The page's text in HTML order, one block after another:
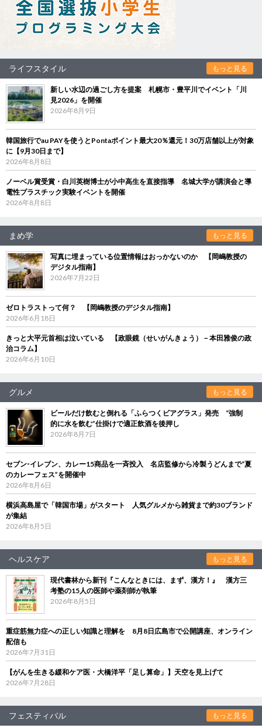
ライフスタイル もっと見る
新しい水辺の過ごし方を提案 札幌市・豊平川でイベント「川
見2026」を開催
2026年8月9日
韓国旅行でau PAYを使うとPontaポイント最大20％還元！30万店舗以上が対象
に【9月30日まで】
2026年8月8日
ノーベル賞受賞・白川英樹博士が小中高生を直接指導 名城大学が講演会と導
電性プラスチック実験イベントを開催
2026年8月8日
まめ学 もっと見る
写真に埋まっている位置情報はおっかないのか 【岡嶋教授の
デジタル指南】
2026年7月22日
ゼロトラストって何？ 【岡嶋教授のデジタル指南】
2026年6月18日
きっと大平元首相は泣いている 【政眼鏡（せいがんきょう）－本田雅俊の政
治コラム】
2026年6月10日
グルメ もっと見る
ビールだけ飲むと倒れる「ふらつくビアグラス」発売 “強制
的に水を飲む”仕掛けで適正飲酒を後押し
2026年8月7日
セブン‐イレブン、カレー15商品を一斉投入 名店監修から冷製うどんまで“夏
のカレーフェス”を開催中
2026年8月6日
横浜高島屋で「韓国市場」がスタート 人気グルメから雑貨まで約30ブランド
が集結
2026年8月5日
ヘルスケア もっと見る
現代書林から新刊『こんなときには、まず、漢方！』 漢方三
考塾の15人の医師や薬剤師が執筆
2026年8月5日
重症筋無力症への正しい知識と理解を 8月8日広島市で公開講座、オンライン
配信も
2026年7月31日
【がんを生きる緩和ケア医・大橋洋平「足し算命」】天空を見上げて
2026年7月28日
フェスティバル もっと見る